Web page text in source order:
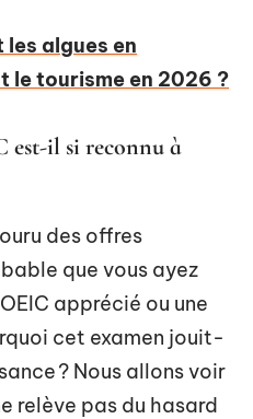
les algues en
le tourisme en 2026 ?
est-il si reconnu à
des offres
que vous ayez
apprécié ou une
cet examen jouit-
? Nous allons voir
relève pas du hasard